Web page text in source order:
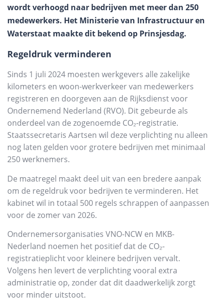
wordt verhoogd naar bedrijven met meer dan 250
medewerkers. Het Ministerie van Infrastructuur en
Waterstaat maakte dit bekend op Prinsjesdag.
Regeldruk verminderen
Sinds 1 juli 2024 moesten werkgevers alle zakelijke
kilometers en woon-werkverkeer van medewerkers
registreren en doorgeven aan de Rijksdienst voor
Ondernemend Nederland (RVO). Dit gebeurde als
onderdeel van de zogenoemde CO₂-registratie.
Staatssecretaris Aartsen wil deze verplichting nu alleen
nog laten gelden voor grotere bedrijven met minimaal
250 werknemers.
De maatregel maakt deel uit van een bredere aanpak
om de regeldruk voor bedrijven te verminderen. Het
kabinet wil in totaal 500 regels schrappen of aanpassen
voor de zomer van 2026.
Ondernemersorganisaties VNO-NCW en MKB-
Nederland noemen het positief dat de CO₂-
registratieplicht voor kleinere bedrijven vervalt.
Volgens hen levert de verplichting vooral extra
administratie op, zonder dat dit daadwerkelijk zorgt
voor minder uitstoot.